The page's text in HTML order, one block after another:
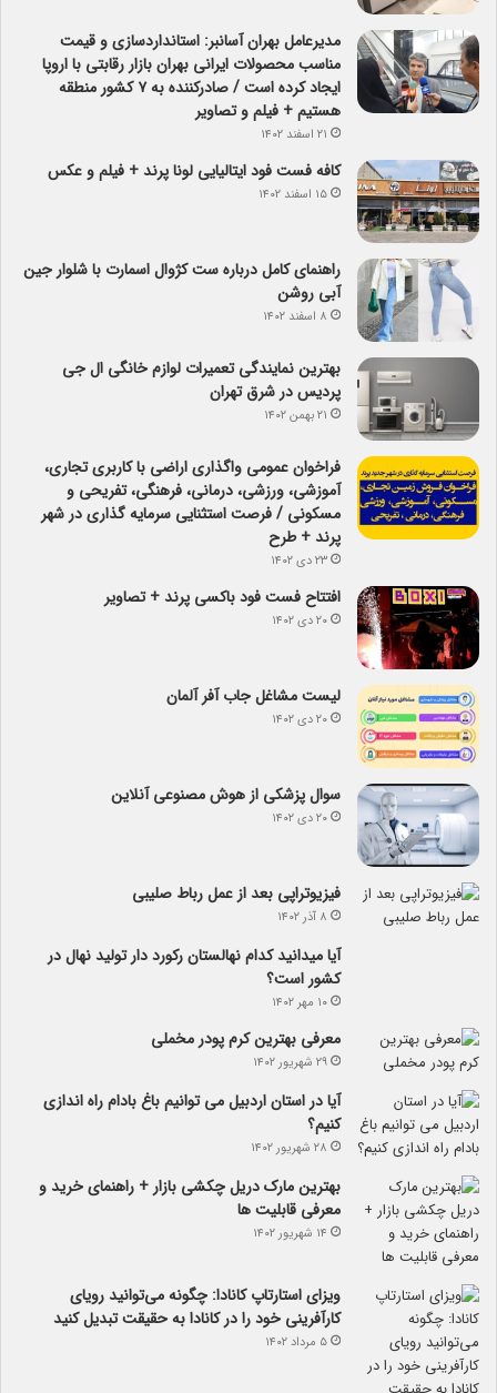
مدیرعامل بهران آسانبر: استانداردسازی و قیمت
مناسب محصولات ایرانی بهران بازار رقابتی با اروپا
ایجاد کرده است / صادرکننده به ۷ کشور منطقه
هستیم + فیلم و تصاویر
۲۱ اسفند ۱۴۰۲
کافه فست فود ایتالیایی لونا پرند + فیلم و عکس
۱۵ اسفند ۱۴۰۲
راهنمای کامل درباره ست کژوال اسمارت با شلوار جین
آبی روشن
۸ اسفند ۱۴۰۲
بهترین نمایندگی تعمیرات لوازم خانگی ال جی
پردیس در شرق تهران
۲۱ بهمن ۱۴۰۲
فراخوان عمومی واگذاری اراضی با کاربری تجاری،
آموزشی، ورزشی، درمانی، فرهنگی، تفریحی و
مسکونی / فرصت استثنایی سرمایه گذاری در شهر
پرند + طرح
۲۳ دی ۱۴۰۲
افتتاح فست فود باکسی پرند + تصاویر
۲۰ دی ۱۴۰۲
لیست مشاغل جاب آفر آلمان
۲۰ دی ۱۴۰۲
سوال پزشکی از هوش مصنوعی آنلاین
۲۰ دی ۱۴۰۲
فیزیوتراپی بعد از عمل رباط صلیبی
۸ آذر ۱۴۰۲
آیا می­دانید کدام نهالستان رکورد دار تولید نهال­ در
کشور است؟
۱۰ مهر ۱۴۰۲
معرفی بهترین کرم پودر مخملی
۲۹ شهریور ۱۴۰۲
آیا در استان اردبیل می توانیم باغ بادام راه اندازی
کنیم؟
۲۸ شهریور ۱۴۰۲
بهترین مارک دریل چکشی بازار + راهنمای خرید و
معرفی قابلیت ها
۱۴ شهریور ۱۴۰۲
ویزای استارتاپ کانادا: چگونه می‌توانید رویای
کارآفرینی خود را در کانادا به حقیقت تبدیل کنید
۵ مرداد ۱۴۰۲